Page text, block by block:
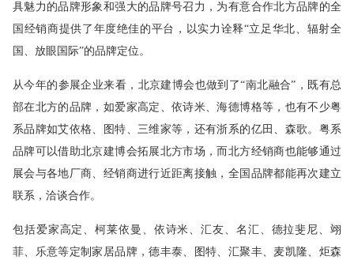
具魅力的品牌形象和强大的品牌号召力，为有意合作北方品牌的全
国经销商提供了年度绝佳的平台，以实力诠释“立足华北、辐射全
国、放眼国际”的品牌定位。
从今年的参展企业来看，北京建博会也做到了“南北融合”，既有总
部在北方的品牌，如爱家高定、依诗米、海德博格等，也有不少粤
系品牌如艾依格、图特、三维家等，还有浙系的亿田、森歌。粤系
品牌可以借助北京建博会拓展北方市场，而北方经销商也能够通过
展会与各地厂商、经销商进行近距离接触，全国品牌都能再次建立
联系，洽谈合作。
包括爱家高定、柯莱依曼、依诗米、汇友、名汇、德拉斐尼、翊
菲、乐意等定制家居品牌，德丰泰、图特、汇聚丰、麦凯隆、炬森